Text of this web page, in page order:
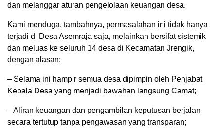
dan melanggar aturan pengelolaan keuangan desa.
Kami menduga, tambahnya, permasalahan ini tidak hanya
terjadi di Desa Asemraja saja, melainkan bersifat sistemik
dan meluas ke seluruh 14 desa di Kecamatan Jrengik,
dengan alasan:
– Selama ini hampir semua desa dipimpin oleh Penjabat
Kepala Desa yang menjadi bawahan langsung Camat;
– Aliran keuangan dan pengambilan keputusan berjalan
secara tertutup tanpa pengawasan yang transparan;